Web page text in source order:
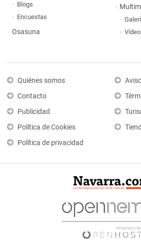
Blogs
Encuestas
Osasuna
Quiénes somos
Contacto
Publicidad
Política de Cookies
Política de privacidad